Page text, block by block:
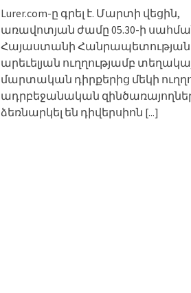
Lurer.com-ը գրել է. Մարտի վեցին,
առավոտյան ժամը 05.30-ի
Հայաստանի Հանրապետության
արեւելյան ուղղությամբ
մարտական դիրքերից մեկի
ադրբեջանական
ձեռնարկել են դիվերսիոն [...]